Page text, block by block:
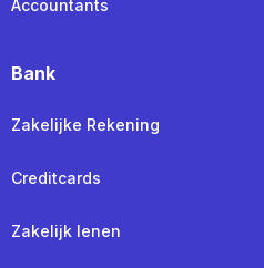
Accountants
Bank
Zakelijke Rekening
Creditcards
Zakelijk lenen